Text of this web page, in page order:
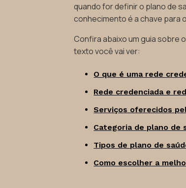
quando for definir o plano de
conhecimento é a chave para
Confira abaixo um guia sobre
texto você vai ver:
O que é uma rede
Rede credenciada e
Serviços oferecidos
Categoria de plano de
Tipos de plano de
Como escolher a